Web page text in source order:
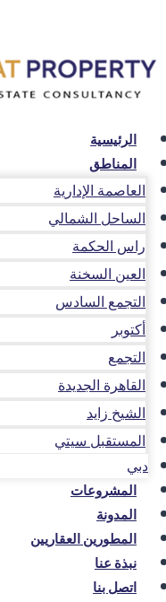
المحتوى
الرئيسية
المناطق
العاصمة الإدارية
الساحل الشمالي
راس الحكمة
العين السخنة
التجمع السادس
أكتوبر
التجمع
القاهرة الجديدة
الشيخ زايد
المستقبل سيتي
دبي
المشروعات
المدونة
المطورين العقاريين
نبذة عنا
اتصل بنا